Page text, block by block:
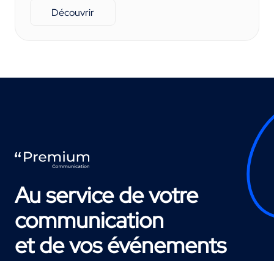
Découvrir
Au service de votre
communication
et de vos événements